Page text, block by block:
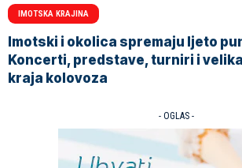
IMOTSKA KRAJINA
Imotski i okolica spremaju ljeto
Koncerti, predstave, turniri i
kraja kolovoza
- OGLAS -